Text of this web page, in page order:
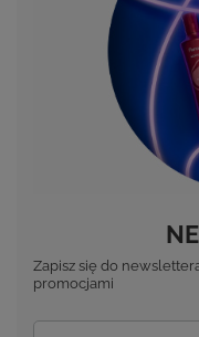
Zapisz się do
promocjami